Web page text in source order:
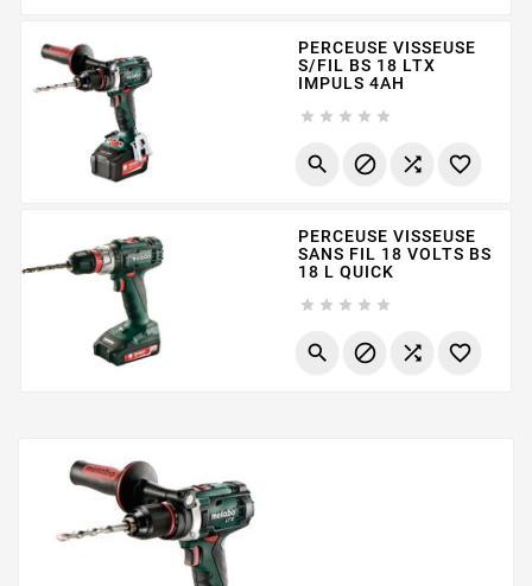
PERCEUSE VISSEUSE
S/FIL BS 18 LTX
IMPULS 4AH
    
   
PERCEUSE VISSEUSE
SANS FIL 18 VOLTS BS
18 L QUICK
    
   